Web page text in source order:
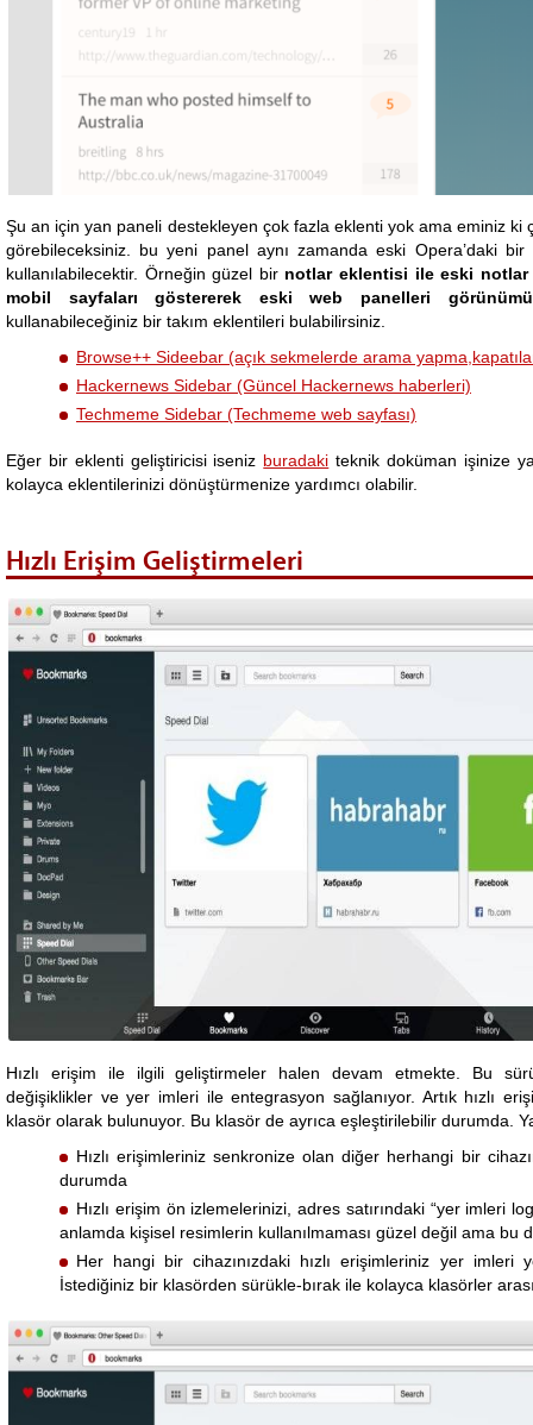
Şu an için yan paneli destekleyen çok fazla eklenti yok ama eminiz ki
görebileceksiniz. bu yeni panel aynı zamanda eski Opera’daki
kullanılabilecektir. Örneğin güzel bir notlar eklentisi ile eski
mobil sayfaları göstererek eski web panelleri
kullanabileceğiniz bir takım eklentileri bulabilirsiniz.
Browse++ Sideebar (açık sekmelerde arama
Hackernews Sidebar (Güncel Hackernews haberleri)
Techmeme Sidebar (Techmeme web sayfası)
Eğer bir eklenti geliştiricisi iseniz buradaki teknik doküman işinize
kolayca eklentilerinizi dönüştürmenize yardımcı olabilir.
Hızlı Erişim Geliştirmeleri
Hızlı erişim ile ilgili geliştirmeler halen devam etmekte. Bu
değişiklikler ve yer imleri ile entegrasyon sağlanıyor. Artık hızlı
klasör olarak bulunuyor. Bu klasör de ayrıca eşleştirilebilir durumda.
Hızlı erişimleriniz senkronize olan diğer herhangi bir
durumda
Hızlı erişim ön izlemelerinizi, adres satırındaki “yer imleri
anlamda kişisel resimlerin kullanılmaması güzel değil ama bu
Her hangi bir cihazınızdaki hızlı erişimleriniz yer imleri
İstediğiniz bir klasörden sürükle-bırak ile kolayca klasörler